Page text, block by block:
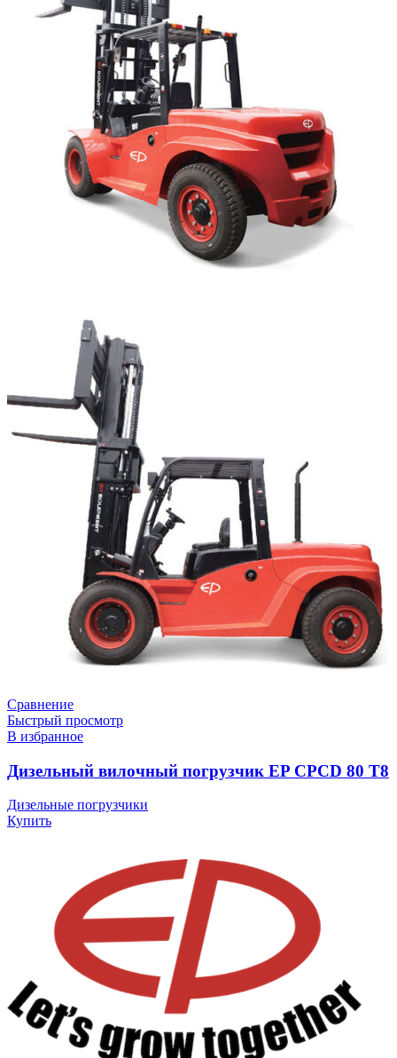
Сравнение
Быстрый просмотр
В избранное
Дизельный вилочный погрузчик EP CPCD 80 T8
Дизельные погрузчики
Купить